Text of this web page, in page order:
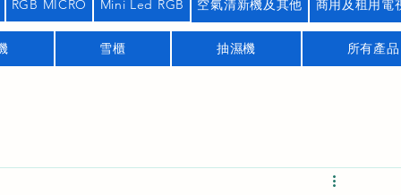
RGB MICRO Mini Led RGB 空氣清新機及其他 商用及租用電
雪櫃 抽濕機 所有產品